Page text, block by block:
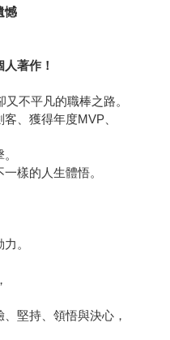
憾
著作！
不平凡的職棒之路。
、獲得年度MVP、
樣的人生體悟。
。
堅持、領悟與決心，